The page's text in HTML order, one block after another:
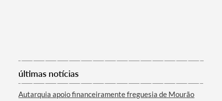
últimas notícias
Autarquia apoio financeiramente freguesia de Mourão